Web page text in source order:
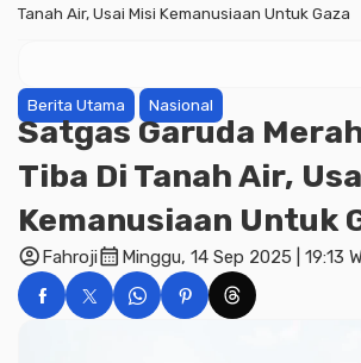
Tanah Air, Usai Misi Kemanusiaan Untuk Gaza
Berita Utama Nasional
Satgas Garuda
Tiba Di Tanah Air,
Kemanusiaan Untuk
account_circleFahrojicalendar_month Minggu, 14 Sep 2025 | 19:13